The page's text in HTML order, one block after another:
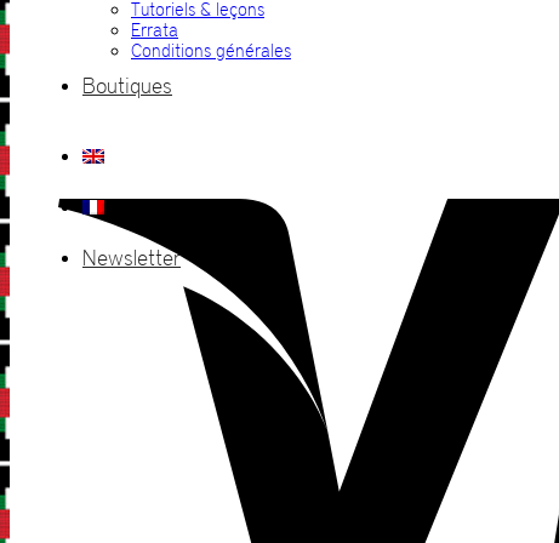
Tutoriels & leçons
Errata
Conditions générales
Boutiques
Newsletter